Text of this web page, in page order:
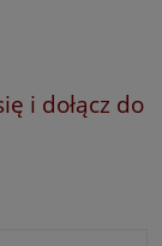
i dołącz do